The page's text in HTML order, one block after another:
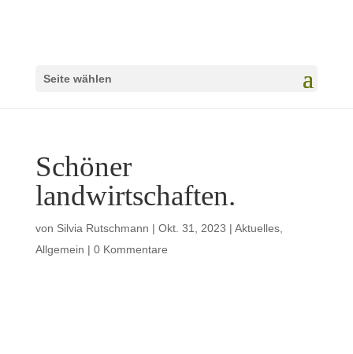
Seite wählen
Schöner
landwirtschaften.
von Silvia Rutschmann | Okt. 31, 2023 | Aktuelles,
Allgemein | 0 Kommentare